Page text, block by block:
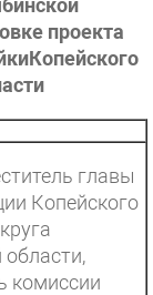
проекта
главы
Копейского
комиссии